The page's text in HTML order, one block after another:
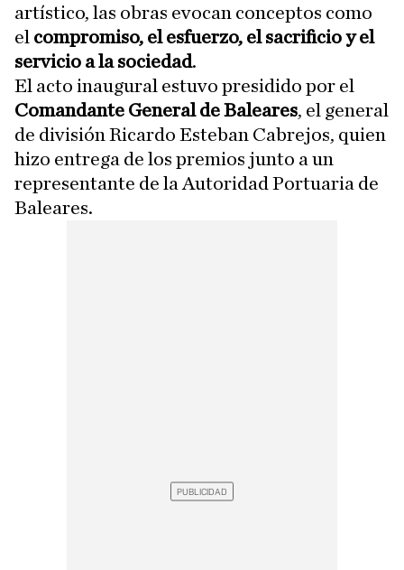
artístico, las obras evocan conceptos como
el compromiso, el esfuerzo, el sacrificio y el
servicio a la sociedad.
El acto inaugural estuvo presidido por el
Comandante General de Baleares, el general
de división Ricardo Esteban Cabrejos, quien
hizo entrega de los premios junto a un
representante de la Autoridad Portuaria de
Baleares.